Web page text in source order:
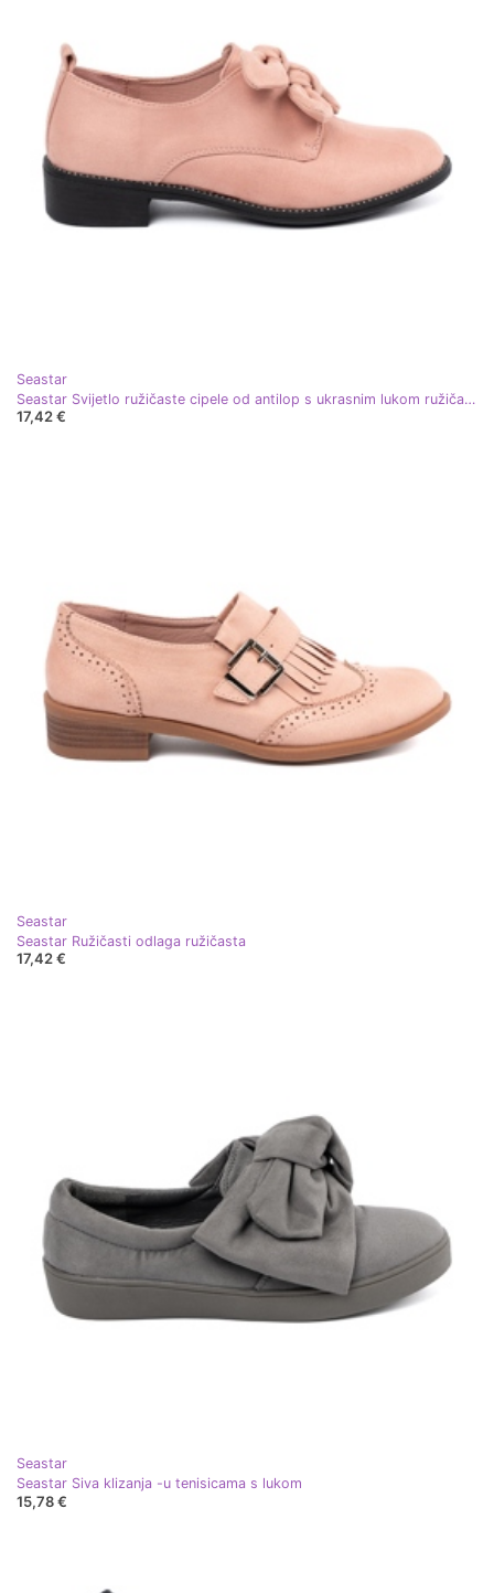
Seastar
Seastar Svijetlo ružičaste cipele od antilop s ukrasnim lukom ružičasta
17,42 €
Seastar
Seastar Ružičasti odlaga ružičasta
17,42 €
Seastar
Seastar Siva klizanja -u tenisicama s lukom
15,78 €